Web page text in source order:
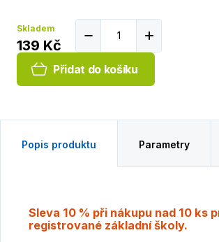
Skladem
139 Kč
Přidat do košíku
Popis produktu Parametry
Sleva 10 % při nákupu nad 10 ks
registrované základní školy.